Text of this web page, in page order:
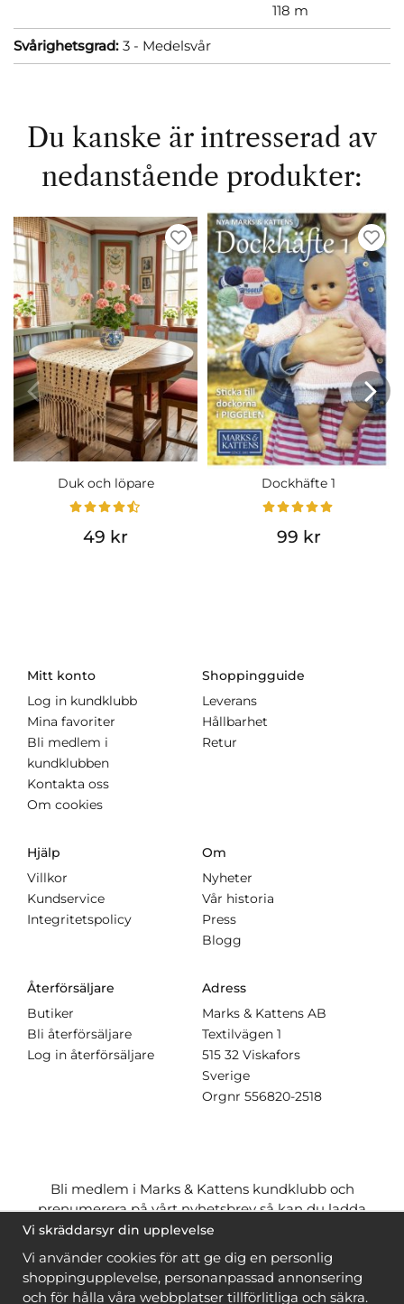
118 m
Svårighetsgrad: 3 - Medelsvår
Du kanske är intresserad av
nedanstående produkter:
Duk och löpare
49 kr
Dockhäfte 1
99 kr
Mitt konto
Log in kundklubb
Mina favoriter
Bli medlem i
kundklubben
Kontakta oss
Om cookies
Shoppingguide
Leverans
Hållbarhet
Retur
Hjälp
Villkor
Kundservice
Integritetspolicy
Om
Nyheter
Vår historia
Press
Blogg
Återförsäljare
Butiker
Bli återförsäljare
Log in återförsäljare
Adress
Marks & Kattens AB
Textilvägen 1
515 32 Viskafors
Sverige
Orgnr 556820-2518
Bli medlem i Marks & Kattens kundklubb och
prenumerera på vårt nyhetsbrev så kan du ladda
ner många mönstergratisoch få många
när du handlar garn till mönstret. Du ser vilka som
är
gratis när du är inloggad
Vi skräddarsyr din upplevelse
Vi använder cookies för att ge dig en personlig
shoppingupplevelse, personanpassad annonsering
och för hålla våra webbplatser tillförlitliga och säkra.